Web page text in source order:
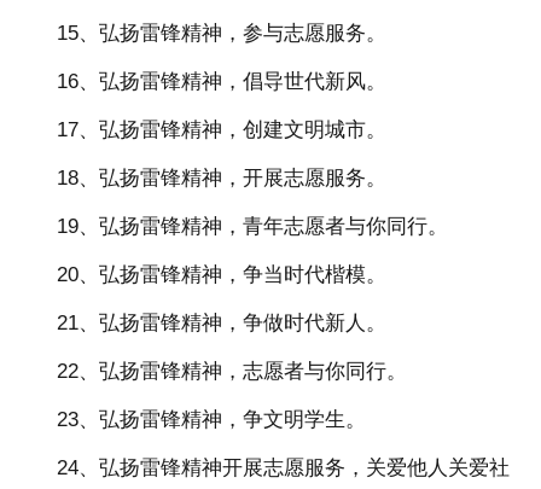
15、弘扬雷锋精神，参与志愿服务。
16、弘扬雷锋精神，倡导世代新风。
17、弘扬雷锋精神，创建文明城市。
18、弘扬雷锋精神，开展志愿服务。
19、弘扬雷锋精神，青年志愿者与你同行。
20、弘扬雷锋精神，争当时代楷模。
21、弘扬雷锋精神，争做时代新人。
22、弘扬雷锋精神，志愿者与你同行。
23、弘扬雷锋精神，争文明学生。
24、弘扬雷锋精神开展志愿服务，关爱他人关爱社